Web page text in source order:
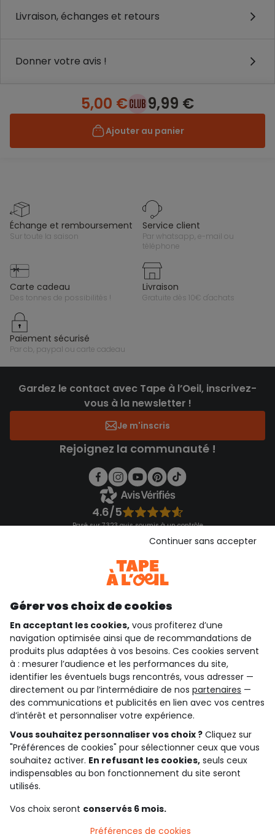
Livraison, échanges et retours
Donner votre avis !
5,00 € 9,99 €
Ajouter au panier
échange et remboursement
sur toute la saison
service client
par whatsapp, e-mail ou
téléphone
carte cadeau
des tonnes de possibilités !
livraison
gratuite dès 10€ d'achats
paiement sécurisé
par cb, paypal ou carte cadeau
Gardez le contact avec Tape à l’Oeil, inscrivez-
vous à la newsletter !
Je m'inscris
Rejoignez la communauté !
4.6/5
Basé sur 7 323 avis soumis à un contrôle
Consulter les CGU
qui sommes-nous ?
besoin d'aide ?
le club fidélité
notre catalogue
Conditions générales de ventes et d'utilisation
Conditions d’utilisation des réseaux sociaux
Politique de confidentialité
Cookies et données personnelles
Paramètres des cookies
Gérer vos choix de cookies
En acceptant les cookies, vous profiterez d’une
navigation optimisée ainsi que de recommandations de
produits plus adaptées à vos besoins. Ces cookies servent
à : mesurer l’audience et les performances du site,
identifier les éventuels bugs rencontrés, vous adresser —
directement ou par l’intermédiaire de nos partenaires —
des communications et publicités en lien avec vos centres
d’intérêt et personnaliser votre expérience.
Vous souhaitez personnaliser vos choix ? Cliquez sur
"Préférences de cookies" pour sélectionner ceux que vous
souhaitez activer. En refusant les cookies, seuls ceux
indispensables au bon fonctionnement du site seront
utilisés.
Vos choix seront conservés 6 mois.
Continuer sans accepter
Préférences de cookies